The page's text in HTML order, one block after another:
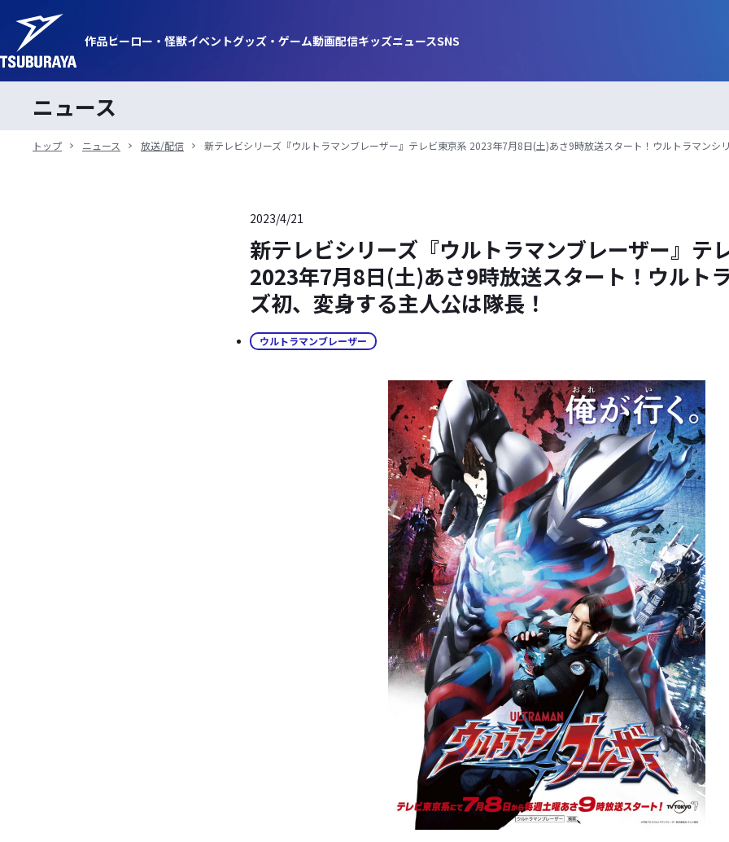
作品ヒーロー・ 怪獣イベントグッズ・ ゲーム動画配信キッズニュースSNS
ニュース
トップ ニュース 放送/配信 新テレビシリーズ『ウルトラマンブレーザー』テレビ東京系 2023年7月8日(土)あさ9時放送スタート！ウルトラマンシ
2023/4/21
新テレビシリーズ『ウルトラマンブレーザー』テ
2023年7月8日(土)あさ9時放送スタート！ウルト
ズ初、変身する主人公は隊長！
ウルトラマンブレーザー